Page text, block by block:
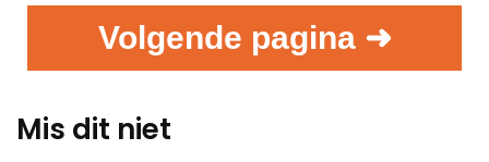
Volgende pagina ➜
Mis dit niet